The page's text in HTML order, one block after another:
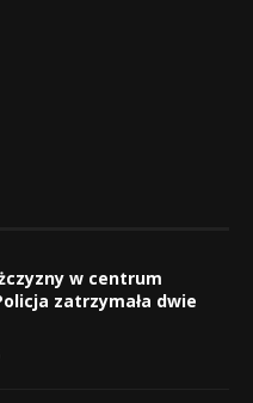
w centrum
zatrzymała dwie